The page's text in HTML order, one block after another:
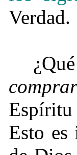
Verdad.
Espíritu
Esto